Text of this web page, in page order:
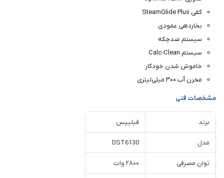
کفی SteamGlide Plus
بخاردهی عمودی
سیستم ضدچکه
سیستم Calc-Clean
خاموش شدن خودکار
مخزن آب ۳۰۰ میلی‌لیتری
مشخصات فنی
برند فیلیپس
مدل DST6130
توان مصرفی ۲۸۰۰ وات